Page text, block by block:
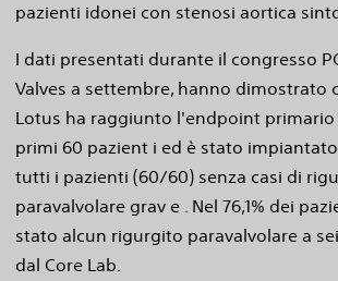
pazienti idonei con stenosi aortica
I dati presentati durante il congresso
Valves a settembre, hanno dimostrato
Lotus ha raggiunto l'endpoint primario
primi 60 pazient i ed è stato
tutti i pazienti (60/60) senza casi di
paravalvolare grav e . Nel 76,1% dei
stato alcun rigurgito paravalvolare a
dal Core Lab.